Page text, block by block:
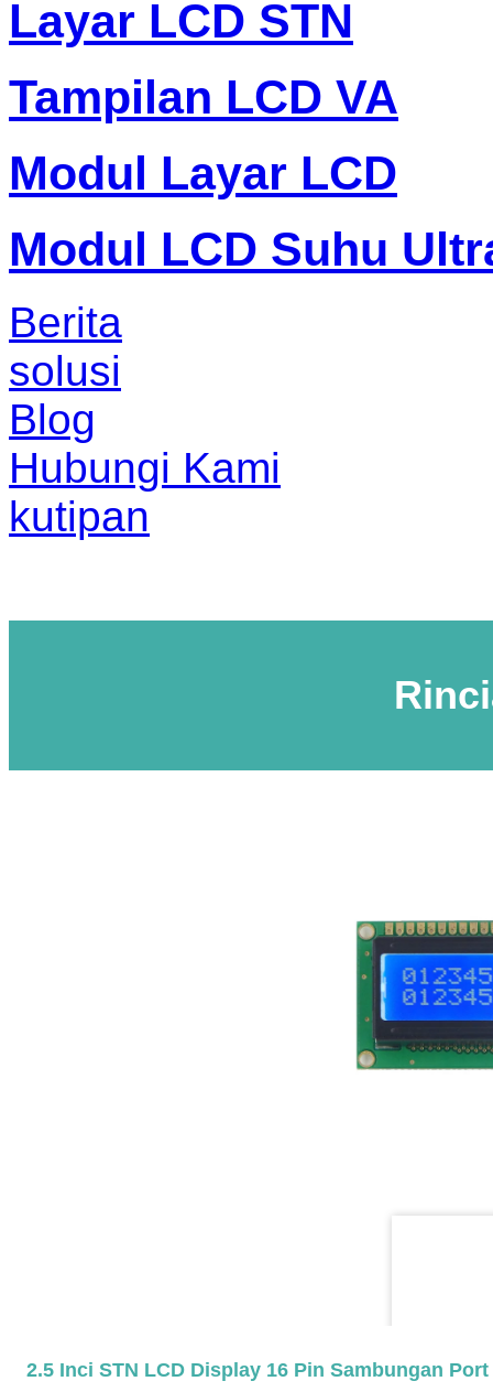
Layar LCD STN
Tampilan LCD VA
Modul Layar LCD
Modul LCD Suhu
Berita
solusi
Blog
Hubungi Kami
kutipan
2.5 Inci STN LCD Display 16 Pin Sambungan